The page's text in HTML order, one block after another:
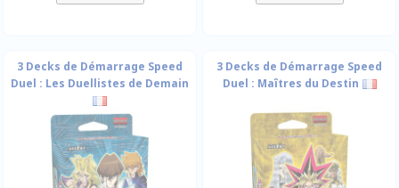
3 Decks de Démarrage Speed
Duel : Les Duellistes de Demain
3 Decks de Démarrage Speed
Duel : Maîtres du Destin